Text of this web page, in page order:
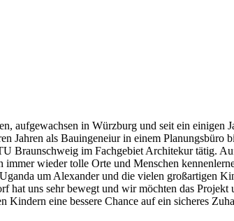
aufgewachsen in Würzburg und seit ein einigen
Jahren als Bauingeneiur in einem Planungsbüro
Braunschweig im Fachgebiet Architekur tätig.
immer wieder tolle Orte und Menschen
um Alexander und die vielen großartigen
hat uns sehr bewegt und wir möchten das Projekt
Kindern eine bessere Chance auf ein sicheres